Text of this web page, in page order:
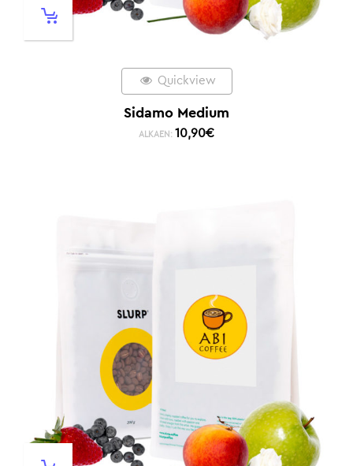
Quickview
Sidamo Medium
ALKAEN: 10,90€